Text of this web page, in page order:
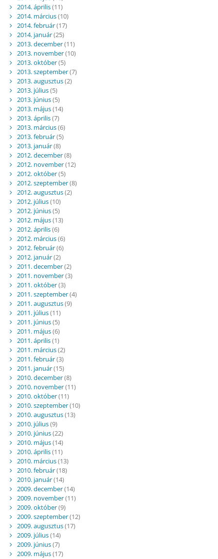
2014. április(11)
2014. március(10)
2014. február(17)
2014. január(25)
2013. december(11)
2013. november(10)
2013. október(5)
2013. szeptember(7)
2013. augusztus(2)
2013. július(5)
2013. június(5)
2013. május(14)
2013. április(7)
2013. március(6)
2013. február(5)
2013. január(8)
2012. december(8)
2012. november(12)
2012. október(5)
2012. szeptember(8)
2012. augusztus(2)
2012. július(10)
2012. június(5)
2012. május(13)
2012. április(6)
2012. március(6)
2012. február(6)
2012. január(2)
2011. december(2)
2011. november(3)
2011. október(3)
2011. szeptember(4)
2011. augusztus(9)
2011. július(11)
2011. június(5)
2011. május(6)
2011. április(1)
2011. március(2)
2011. február(3)
2011. január(15)
2010. december(8)
2010. november(11)
2010. október(11)
2010. szeptember(10)
2010. augusztus(13)
2010. július(9)
2010. június(22)
2010. május(14)
2010. április(11)
2010. március(13)
2010. február(18)
2010. január(14)
2009. december(14)
2009. november(11)
2009. október(9)
2009. szeptember(12)
2009. augusztus(17)
2009. július(14)
2009. június(7)
2009. május(17)